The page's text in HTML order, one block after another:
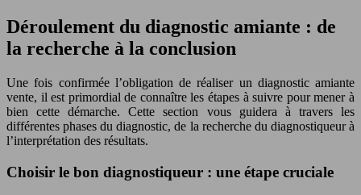
Déroulement du diagnostic amiante : de
la recherche à la conclusion
Une fois confirmée l’obligation de réaliser un diagnostic amiante
vente, il est primordial de connaître les étapes à suivre pour mener à
bien cette démarche. Cette section vous guidera à travers les
différentes phases du diagnostic, de la recherche du diagnostiqueur à
l’interprétation des résultats.
Choisir le bon diagnostiqueur : une étape cruciale